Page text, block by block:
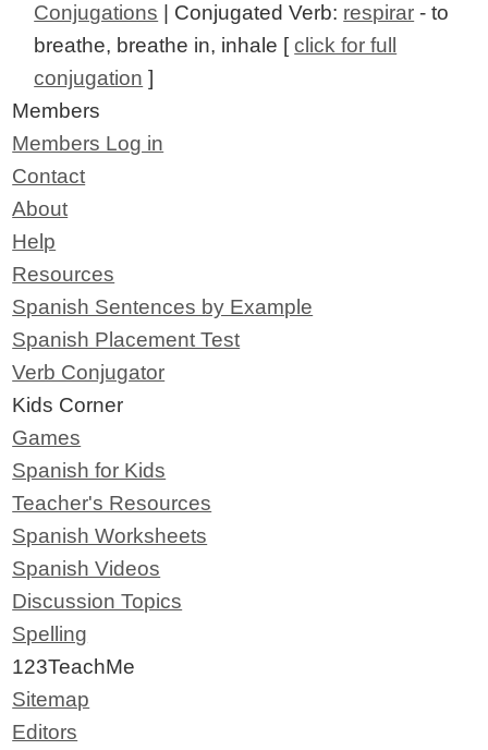
Conjugations | Conjugated Verb: respirar - to
breathe, breathe in, inhale [click for full
conjugation ]
Members
Members Log in
Contact
About
Help
Resources
Spanish Sentences by Example
Spanish Placement Test
Verb Conjugator
Kids Corner
Games
Spanish for Kids
Teacher's Resources
Spanish Worksheets
Spanish Videos
Discussion Topics
Spelling
123TeachMe
Sitemap
Editors